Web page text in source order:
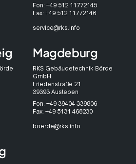
Fon: +49 512 11772145
Fax: +49 512 11772146
service@rks.info
Magdeburg
RKS Gebäudetechnik Börde
GmbH
Friedenstraße 21
39393 Ausleben
Fon: +49 39404 339806
Fax: +49 5131 468230
boerde@rks.info